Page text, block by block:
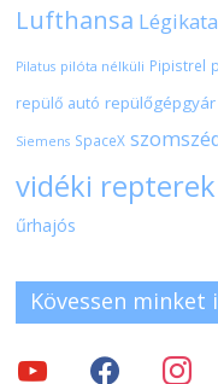
Lufthansa
Pilatus pilóta nélküli Pipistrel
repülő autó repülőgépgyár
Siemens SpaceX
vidéki repterek
űrhajós
Kövessen minket